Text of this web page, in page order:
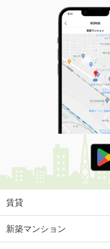
賃貸
新築マンション